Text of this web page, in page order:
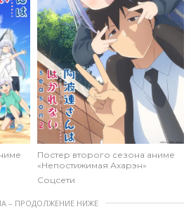
Постер второго сезона аниме
«Непостижимая Ахарэн»
Соцсети
– ПРОДОЛЖЕНИЕ НИЖЕ